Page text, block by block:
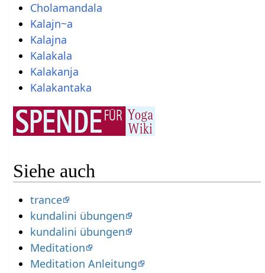
Cholamandala
Kalajn~a
Kalajna
Kalakala
Kalakanja
Kalakantaka
Siehe auch
trance
kundalini übungen
kundalini übungen
Meditation
Meditation Anleitung